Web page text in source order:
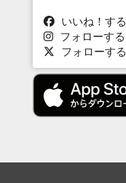
いいね！する
フォローする
フォローする